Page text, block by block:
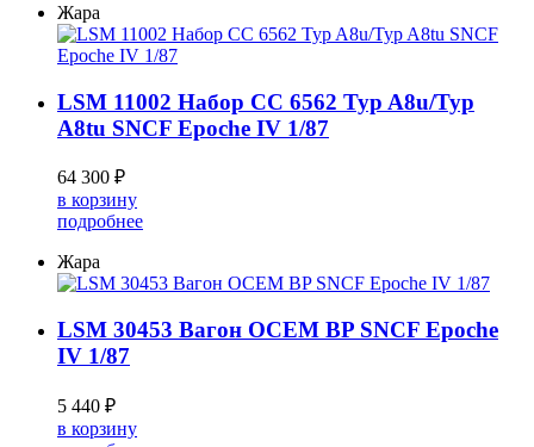
Жара
LSM 11002 Набор CC 6562 Typ A8u/Typ
A8tu SNCF Epoche IV 1/87
64 300 ₽
в корзину
подробнее
Жара
LSM 30453 Вагон OCEM BP SNCF Epoche
IV 1/87
5 440 ₽
в корзину